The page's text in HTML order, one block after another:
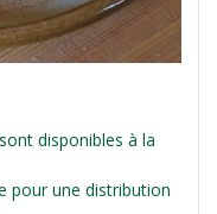
disponibles à la
pour une distribution